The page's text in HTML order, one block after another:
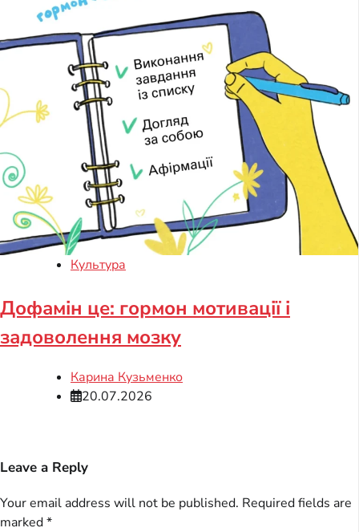
Культура
Дофамін це: гормон мотивації і
задоволення мозку
Карина Кузьменко
20.07.2026
Leave a Reply
Your email address will not be published. Required fields are
marked*